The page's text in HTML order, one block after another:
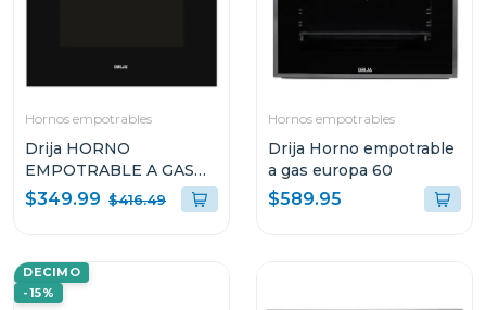
Hornos empotrables
Drija HORNO
EMPOTRABLE A GAS
DE 60CM OCEANIA 60
BLACK GAS
$349.99 $416.49
Hornos empotrables
Drija Horno empotrable
a gas europa 60
$589.95
DECIMO
-15%